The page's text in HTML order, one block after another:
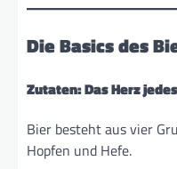
Die Basics des
Zutaten: Das Herz
Bier besteht aus vier
Hopfen und Hefe.